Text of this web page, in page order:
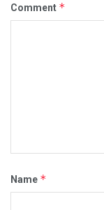
Comment *
Name *